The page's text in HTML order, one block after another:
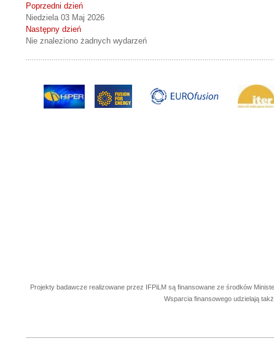
Poprzedni dzień
Niedziela 03 Maj 2026
Następny dzień
Nie znaleziono żadnych wydarzeń
Projekty badawcze realizowane przez IFPiLM są finansowane ze środków
Wsparcia finansowego udzielają